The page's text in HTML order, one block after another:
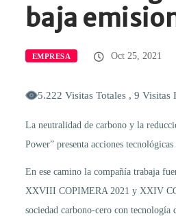
baja
EMPRESA Oct 25, 2021
5.222 Visitas Totales , 9 Visitas
La neutralidad de carbono y la
Power” presenta acciones
En ese camino la compañía trabaja
XXVIII COPIMERA 2021 y XXIV
sociedad carbono-cero con tecnología